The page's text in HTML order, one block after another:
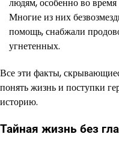
Многие из них
помощь, снабжали
угнетенных.
Все эти факты,
понять жизнь и поступки
историю.
Тайная жизнь без